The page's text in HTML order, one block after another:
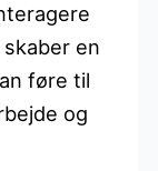
en
føre til
og